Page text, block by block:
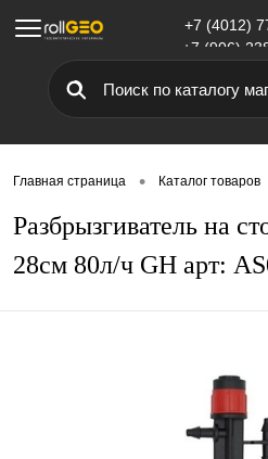
Меню
+7 (4012)
+7 (906)
Главная страница • Каталог товаров
Разбрызгиватель на
28см 80л/ч GH арт: